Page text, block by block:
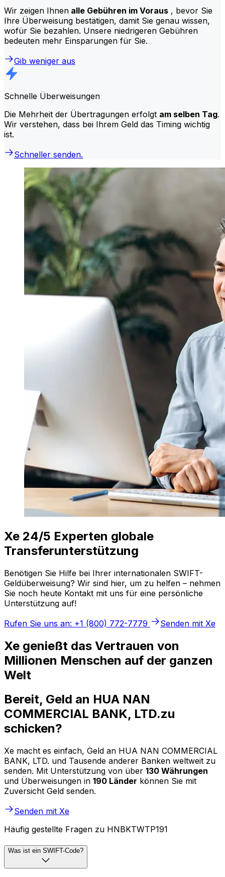
Wir zeigen Ihnen alle Gebühren im Voraus , bevor Sie
Ihre Überweisung bestätigen, damit Sie genau wissen,
wofür Sie bezahlen. Unsere niedrigeren Gebühren
bedeuten mehr Einsparungen für Sie.
Gib weniger aus
Schnelle Überweisungen
Die Mehrheit der Übertragungen erfolgt am selben Tag.
Wir verstehen, dass bei Ihrem Geld das Timing wichtig
ist.
Schneller senden.
Xe 24/5 Experten globale
Transferunterstützung
Benötigen Sie Hilfe bei Ihrer internationalen SWIFT-
Geldüberweisung? Wir sind hier, um zu helfen – nehmen
Sie noch heute Kontakt mit uns für eine persönliche
Unterstützung auf!
Rufen Sie uns an: +1 (800) 772-7779
Senden mit Xe
Xe genießt das Vertrauen von
Millionen Menschen auf der ganzen
Welt
Bereit, Geld an HUA NAN
COMMERCIAL BANK, LTD.zu
schicken?
Xe macht es einfach, Geld an HUA NAN COMMERCIAL
BANK, LTD. und Tausende anderer Banken weltweit zu
senden. Mit Unterstützung von über 130 Währungen
und Überweisungen in 190 Länder können Sie mit
Zuversicht Geld senden.
Senden mit Xe
Häufig gestellte Fragen zu HNBKTWTP191
Was ist ein SWIFT-Code?